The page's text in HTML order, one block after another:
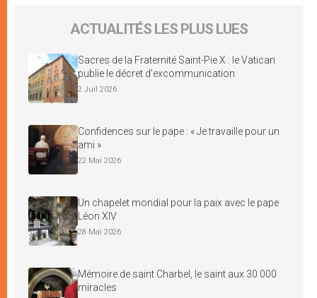
ACTUALITÉS LES PLUS LUES
Sacres de la Fraternité Saint-Pie X : le Vatican
publie le décret d’excommunication
2 Juil 2026
Confidences sur le pape : « Je travaille pour un
ami »
22 Mai 2026
Un chapelet mondial pour la paix avec le pape
Léon XIV
28 Mai 2026
Mémoire de saint Charbel, le saint aux 30 000
miracles